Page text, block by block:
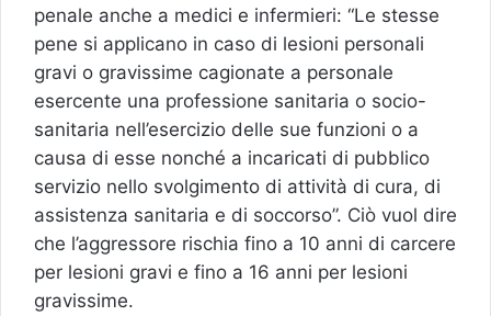
penale anche a medici e infermieri: “Le stesse
pene si applicano in caso di lesioni personali
gravi o gravissime cagionate a personale
esercente una professione sanitaria o socio-
sanitaria nell’esercizio delle sue funzioni o a
causa di esse nonché a incaricati di pubblico
servizio nello svolgimento di attività di cura, di
assistenza sanitaria e di soccorso”. Ciò vuol dire
che l’aggressore rischia fino a 10 anni di carcere
per lesioni gravi e fino a 16 anni per lesioni
gravissime.